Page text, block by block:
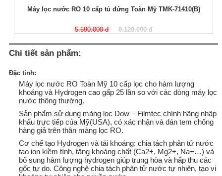
Máy lọc nước RO 10 cấp tủ đứng Toàn Mỹ TMK-71410(B)
5.690.000 đ 8.120.000 đ
Chi tiết sản phẩm:
Đặc tính:
Máy lọc nước RO Toàn Mỹ 10 cấp lọc cho hàm lượng
khoáng và Hydrogen cao gấp 25 lần so với các dòng máy lọc
nước thông thường.
Sản phẩm sử dụng màng lọc Dow – Filmtec chính hãng nhập
khẩu trực tiếp của Mỹ(USA), có xác nhận và dán tem chống
hàng giả trên thân màng lọc RO.
Cơ chế tạo Hydrogen và tái khoáng: chia tách phân tử nước
tạo ion kiềm tính, tăng khoáng chất (Ca2+, Mg2+, Na+…) và
bổ sung hàm lượng hydrogen giúp trung hòa và hấp thu các
gốc tự do. Công nghệ chia tách phân tử nước tự nhiên, tạo vi